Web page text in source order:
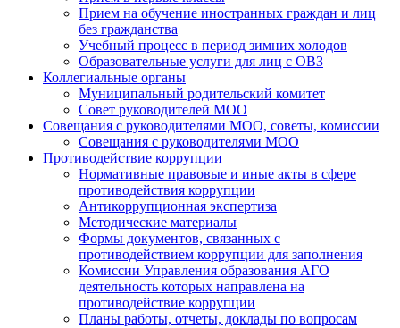
Прием на обучение иностранных граждан и лиц
без гражданства
Учебный процесс в период зимних холодов
Образовательные услуги для лиц с ОВЗ
Коллегиальные органы
Муниципальный родительский комитет
Совет руководителей МОО
Совещания с руководителями МОО, советы, комиссии
Совещания с руководителями МОО
Противодействие коррупции
Нормативные правовые и иные акты в сфере
противодействия коррупции
Антикоррупционная экспертиза
Методические материалы
Формы документов, связанных с
противодействием коррупции для заполнения
Комиссии Управления образования АГО
деятельность которых направлена на
противодействие коррупции
Планы работы, отчеты, доклады по вопросам